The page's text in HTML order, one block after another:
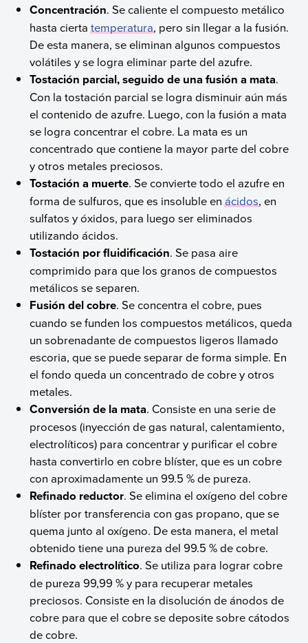
Concentración. Se caliente el compuesto metálico
hasta ciertatemperatura, pero sin llegar a la fusión.
De esta manera, se eliminan algunos compuestos
volátiles y se logra eliminar parte del azufre.
Tostación parcial, seguido de una fusión a mata.
Con la tostación parcial se logra disminuir aún más
el contenido de azufre. Luego, con la fusión a mata
se logra concentrar el cobre. La mata es un
concentrado que contiene la mayor parte del cobre
y otros metales preciosos.
Tostación a muerte. Se convierte todo el azufre en
forma de sulfuros, que es insoluble enácidos, en
sulfatos y óxidos, para luego ser eliminados
utilizando ácidos.
Tostación por fluidificación. Se pasa aire
comprimido para que los granos de compuestos
metálicos se separen.
Fusión del cobre. Se concentra el cobre, pues
cuando se funden los compuestos metálicos, queda
un sobrenadante de compuestos ligeros llamado
escoria, que se puede separar de forma simple. En
el fondo queda un concentrado de cobre y otros
metales.
Conversión de la mata. Consiste en una serie de
procesos (inyección de gas natural, calentamiento,
electrolíticos) para concentrar y purificar el cobre
hasta convertirlo en cobre blíster, que es un cobre
con aproximadamente un 99.5 % de pureza.
Refinado reductor. Se elimina el oxígeno del cobre
blíster por transferencia con gas propano, que se
quema junto al oxígeno. De esta manera, el metal
obtenido tiene una pureza del 99.5 % de cobre.
Refinado electrolítico. Se utiliza para lograr cobre
de pureza 99,99 % y para recuperar metales
preciosos. Consiste en la disolución de ánodos de
cobre para que el cobre se deposite sobre cátodos
de cobre.